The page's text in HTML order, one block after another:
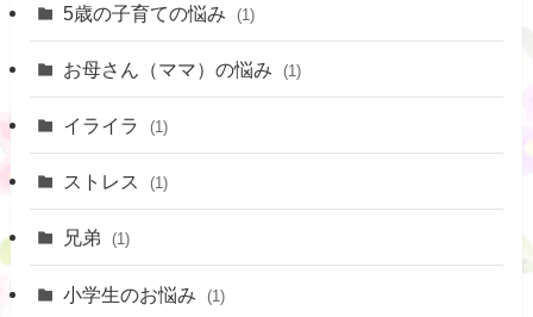
5歳の子育ての悩み (1)
お母さん（ママ）の悩み (1)
イライラ (1)
ストレス (1)
兄弟 (1)
小学生のお悩み (1)